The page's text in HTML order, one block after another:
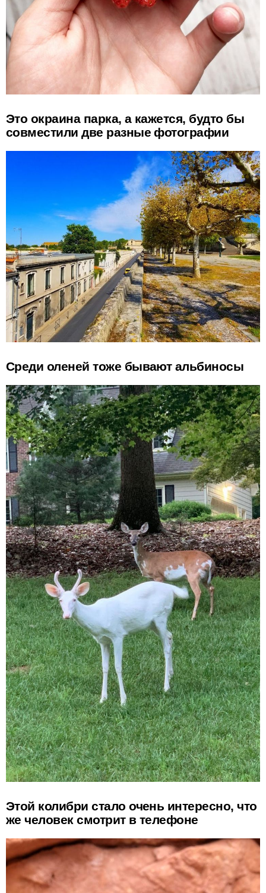
Это окраина парка, а кажется, будто бы
совместили две разные фотографии
Среди оленей тоже бывают альбиносы
Этой колибри стало очень интересно, что
же человек смотрит в телефоне